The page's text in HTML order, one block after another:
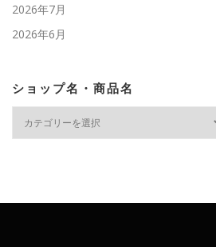
2026年7月
2026年6月
ショップ名・商品名